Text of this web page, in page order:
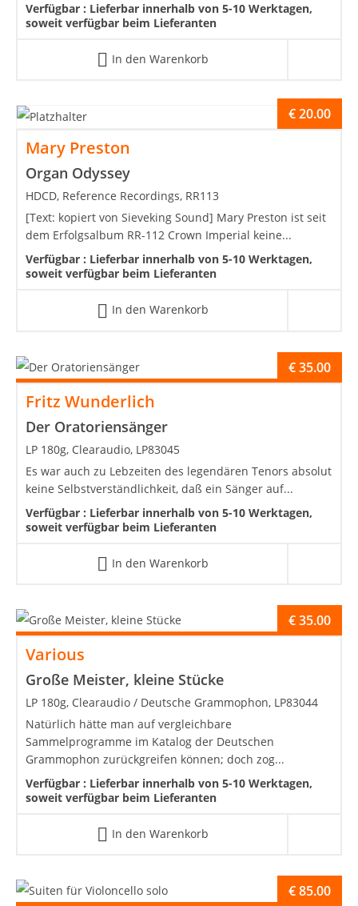
Verfügbar : Lieferbar innerhalb von 5-10 Werktagen,
soweit verfügbar beim Lieferanten
In den Warenkorb
Mary Preston
Organ Odyssey
€20.00
HDCD, Reference Recordings, RR113
[Text: kopiert von Sieveking Sound] Mary Preston ist seit
dem Erfolgsalbum RR-112 Crown Imperial keine...
Verfügbar : Lieferbar innerhalb von 5-10 Werktagen,
soweit verfügbar beim Lieferanten
In den Warenkorb
Fritz Wunderlich
Der Oratoriensänger
€35.00
LP 180g, Clearaudio, LP83045
Es war auch zu Lebzeiten des legendären Tenors absolut
keine Selbstverständlichkeit, daß ein Sänger auf...
Verfügbar : Lieferbar innerhalb von 5-10 Werktagen,
soweit verfügbar beim Lieferanten
In den Warenkorb
Various
Große Meister, kleine Stücke
€35.00
LP 180g, Clearaudio / Deutsche Grammophon, LP83044
Natürlich hätte man auf vergleichbare
Sammelprogramme im Katalog der Deutschen
Grammophon zurückgreifen können; doch zog...
Verfügbar : Lieferbar innerhalb von 5-10 Werktagen,
soweit verfügbar beim Lieferanten
In den Warenkorb
€85.00